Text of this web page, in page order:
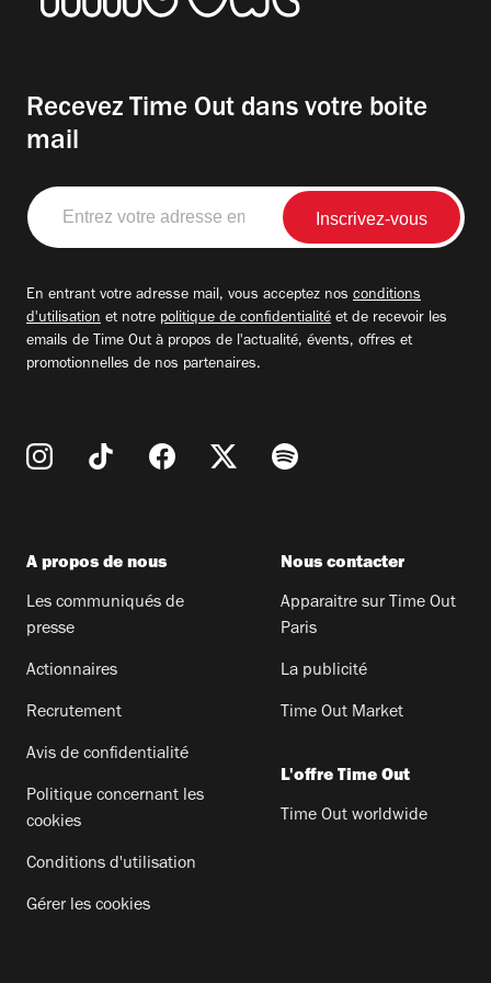
Recevez Time Out dans votre boite
mail
Entrez
votre
adresse
En entrant votre adresse mail, vous acceptez nos conditions
d'utilisation et notre politique de confidentialité et de recevoir les
emails de Time Out à propos de l'actualité, évents, offres et
promotionnelles de nos partenaires.
A propos de nous
Les communiqués de
presse
Actionnaires
Recrutement
Avis de confidentialité
Politique concernant les
cookies
Conditions d'utilisation
Gérer les cookies
Nous contacter
Apparaitre sur Time Out
Paris
La publicité
Time Out Market
L'offre Time Out
Time Out worldwide